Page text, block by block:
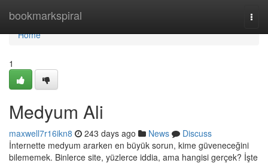
bookmarkspiral
Home
Home
1
Medyum Ali
maxwell7r16ikn8 243 days ago News
Discuss
İnternette medyum ararken en büyük sorun, kime güveneceğini
bilememek. Binlerce site, yüzlerce iddia, ama hangisi gerçek? İşte